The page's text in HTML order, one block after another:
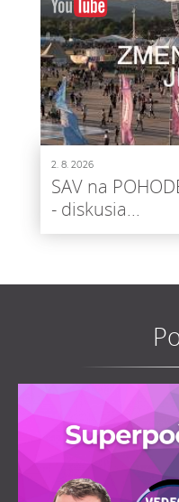
2. 8. 2026
SAV na
- diskusia...